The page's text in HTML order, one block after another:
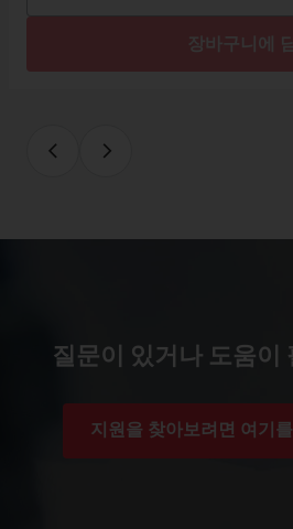
장바구니에
질문이 있거나 도움이
지원을 찾아보려면 여기